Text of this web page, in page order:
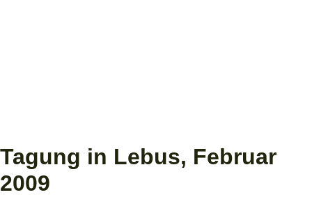
Tagung in Lebus, Februar
2009